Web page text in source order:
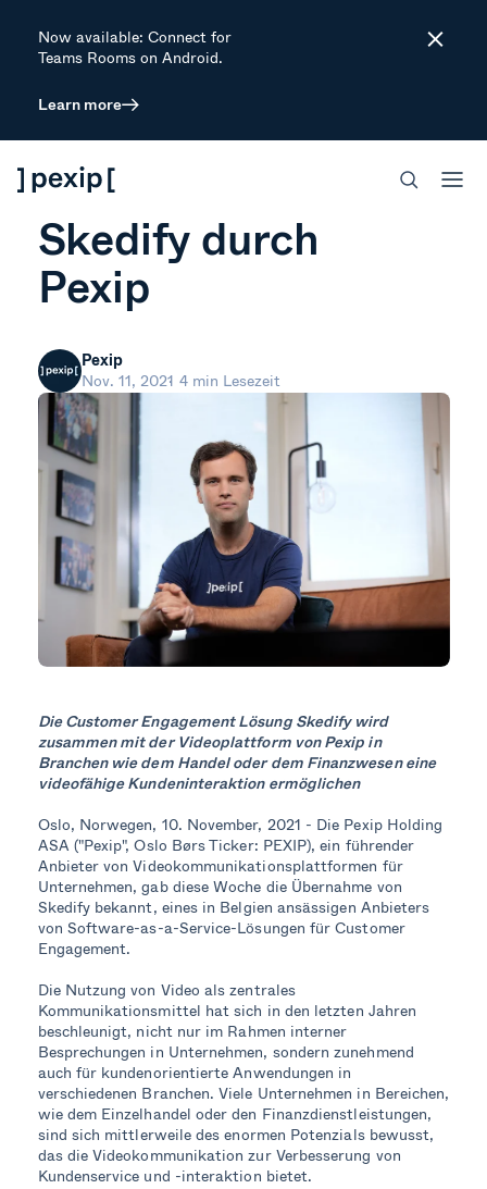
Now available: Connect for
Teams Rooms on Android.
Learn more
Close
NEUIGKEITEN
Übernahme von
Skedify durch
Pexip
Pexip
Nov. 11, 2021 4 min Lesezeit
Die Customer Engagement Lösung Skedify wird
zusammen mit der Videoplattform von Pexip in
Branchen wie dem Handel oder dem Finanzwesen eine
videofähige Kundeninteraktion ermöglichen
Oslo, Norwegen, 10. November, 2021 - Die Pexip Holding
ASA ("Pexip", Oslo Børs Ticker: PEXIP), ein führender
Anbieter von Videokommunikationsplattformen für
Unternehmen, gab diese Woche die Übernahme von
Skedify bekannt, eines in Belgien ansässigen Anbieters
von Software-as-a-Service-Lösungen für Customer
Engagement.
Die Nutzung von Video als zentrales
Kommunikationsmittel hat sich in den letzten Jahren
beschleunigt, nicht nur im Rahmen interner
Besprechungen in Unternehmen, sondern zunehmend
auch für kundenorientierte Anwendungen in
verschiedenen Branchen. Viele Unternehmen in Bereichen,
wie dem Einzelhandel oder den Finanzdienstleistungen,
sind sich mittlerweile des enormen Potenzials bewusst,
das die Videokommunikation zur Verbesserung von
Kundenservice und -interaktion bietet.